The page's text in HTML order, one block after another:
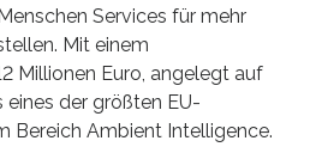
Services für mehr
Mit einem
Millionen Euro, angelegt auf
eines der größten EU-
Bereich Ambient Intelligence.